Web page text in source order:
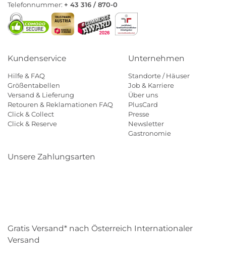
Telefonnummer: + 43 316 / 870-0
Kundenservice
Hilfe & FAQ
Größentabellen
Versand & Lieferung
Retouren & Reklamationen FAQ
Click & Collect
Click & Reserve
Unternehmen
Standorte / Häuser
Job & Karriere
Über uns
PlusCard
Presse
Newsletter
Gastronomie
Unsere Zahlungsarten
Gratis Versand* nach Österreich Internationaler
Versand